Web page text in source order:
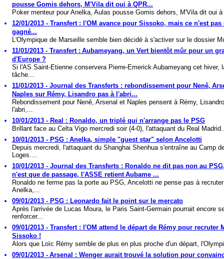
pousse Gomis dehors, M'Vila dit oui à QPR...
Poker menteur pour Anelka, Aulas pousse Gomis dehors, M'Vila dit oui
12/01/2013 - Transfert : l'OM avance pour Sissoko, mais ce n'est pas
gagné...
L'Olympique de Marseille semble bien décidé à s'activer sur le dossier
11/01/2013 - Transfert : Aubameyang, un Vert bientôt mûr pour un
d'Europe ?
Si l'AS Saint-Etienne conservera Pierre-Emerick Aubameyang cet hiver,
tâche...
11/01/2013 - Journal des Transferts : rebondissement pour Nenê,
Naples sur Rémy, Lisandro pas à l'abri...
Rebondissement pour Nenê, Arsenal et Naples pensent à Rémy,
l'abri,...
10/01/2013 - Real : Ronaldo, un triplé qui n'arrange pas le PSG
Brillant face au Celta Vigo mercredi soir (4-0), l'attaquant du Real
10/01/2013 - PSG : Anelka, simple "guest star" selon Ancelotti
Depuis mercredi, l'attaquant du Shanghai Shenhua s'entraîne au Camp
Loges....
10/01/2013 - Journal des Transferts : Ronaldo ne dit pas non au
n'est que de passage, l'ASSE retient Aubame ...
Ronaldo ne ferme pas la porte au PSG, Ancelotti ne pense pas à recruter
Anelka,...
09/01/2013 - PSG : Leonardo fait le point sur le mercato
Après l'arrivée de Lucas Moura, le Paris Saint-Germain pourrait encore
renforcer...
09/01/2013 - Transfert : l'OM attend le départ de Rémy pour recruter
Sissoko !
Alors que Loïc Rémy semble de plus en plus proche d'un départ,
09/01/2013 - Arsenal : Wenger aurait trouvé la solution pour